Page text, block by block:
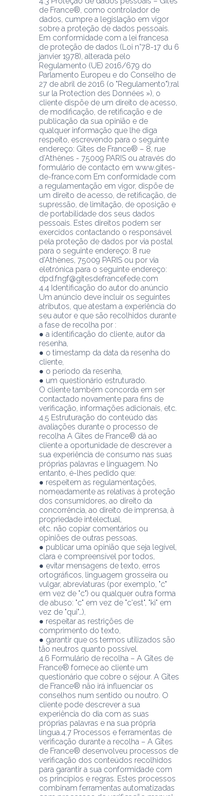
de France®, como controlador de
dados, cumpre a legislação em vigor
sobre a proteção de dados pessoais.
Em conformidade com a lei francesa
de proteção de dados (Loi n°78-17 du 6
janvier 1978), alterada pelo
Regulamento (UE) 2016/679 do
Parlamento Europeu e do Conselho de
27 de abril de 2016 (o "Regulamento");ral
sur la Protection des Données »), o
cliente dispõe de um direito de acesso,
de modificação, de retificação e de
publicação da sua opinião e de
qualquer informação que lhe diga
respeito, escrevendo para o seguinte
endereço: Gîtes de France® – 8, rue
d’Athènes - 75009 PARIS ou através do
formulário de contacto em www.gites-
de-france.com Em conformidade com
a regulamentação em vigor, dispõe de
um direito de acesso, de retificação, de
supressão, de limitação, de oposição e
de portabilidade dos seus dados
pessoais. Estes direitos podem ser
exercidos contactando o responsável
pela proteção de dados por via postal
para o seguinte endereço: 8 rue
d'Athènes, 75009 PARIS ou por via
eletrónica para o seguinte endereço:
dpd.fngf@gitesdefrancefede.com
4.4 Identificação do autor do anúncio
Um anúncio deve incluir os seguintes
atributos, que atestam a experiência do
seu autor e que são recolhidos durante
a fase de recolha por :
● a identificação do cliente, autor da
resenha,
● o timestamp da data da resenha do
cliente,
● o período da resenha,
● um questionário estruturado.
O cliente também concorda em ser
contactado novamente para fins de
verificação, informações adicionais, etc.
4.5 Estruturação do conteúdo das
avaliações durante o processo de
recolha A Gîtes de France® dá ao
cliente a oportunidade de descrever a
sua experiência de consumo nas suas
próprias palavras e linguagem. No
entanto, é-lhes pedido que:
● respeitem as regulamentações,
nomeadamente as relativas à proteção
dos consumidores, ao direito da
concorrência, ao direito de imprensa, à
propriedade intelectual,
etc. não copiar comentários ou
opiniões de outras pessoas,
● publicar uma opinião que seja legível,
clara e compreensível por todos,
● evitar mensagens de texto, erros
ortográficos, linguagem grosseira ou
vulgar, abreviaturas (por exemplo, "c"
em vez de "c") ou qualquer outra forma
de abuso: "c" em vez de "c'est", "ki" em
vez de "qui"…),
● respeitar as restrições de
comprimento do texto,
● garantir que os termos utilizados são
tão neutros quanto possível.
4.6 Formulário de recolha – A Gîtes de
France® fornece ao cliente um
questionário que cobre o séjour. A Gîtes
de France® não irá influenciar os
conselhos num sentido ou noutro. O
cliente pode descrever a sua
experiência do dia com as suas
próprias palavras e na sua própria
língua.4.7 Processos e ferramentas de
verificação durante a recolha – A Gîtes
de France® desenvolveu processos de
verificação dos conteúdos recolhidos
para garantir a sua conformidade com
os princípios e regras. Estes processos
combinam ferramentas automatizadas